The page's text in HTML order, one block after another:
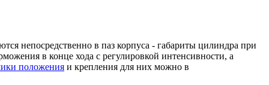
непосредственно в паз корпуса - габариты цилиндра при
в конце хода с регулировкой интенсивности, а
положения и крепления для них можно в